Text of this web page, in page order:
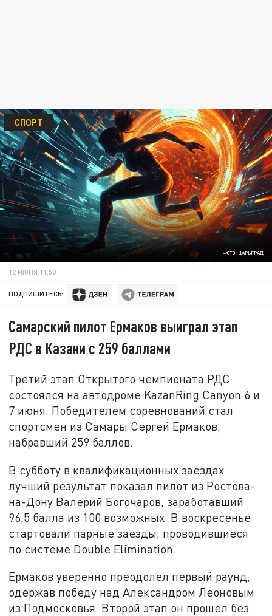
ФОТО: ЦАРЬГРАД
СПОРТ
12 ИЮНЯ 11:58
ПОДПИШИТЕСЬ:
Самарский пилот Ермаков выиграл этап
РДС в Казани с 259 баллами
Третий этап Открытого чемпионата РДС
состоялся на автодроме KazanRing Canyon 6 и
7 июня. Победителем соревнований стал
спортсмен из Самары Сергей Ермаков,
набравший 259 баллов.
В субботу в квалификационных заездах
лучший результат показал пилот из Ростова-
на-Дону Валерий Богочаров, заработавший
96,5 балла из 100 возможных. В воскресенье
стартовали парные заезды, проводившиеся
по системе Double Elimination.
Ермаков уверенно преодолел первый раунд,
одержав победу над Александром Леоновым
из Подмосковья. Второй этап он прошел без